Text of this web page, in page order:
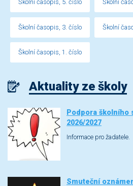
Školní časopis, 5. číslo Školní
Školní časopis, 3. číslo Školní
Školní časopis, 1. číslo
Aktuality ze školy
Podpora školního
2026/2027
Informace pro žadatele.
Smuteční